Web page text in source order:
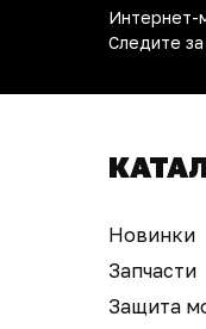
Интернет-
Следите
Запчасти
Защита
Новинки